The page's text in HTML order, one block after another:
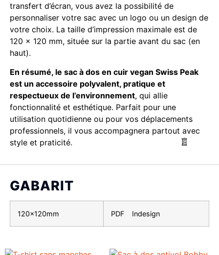
transfert d’écran, vous avez la possibilité de
personnaliser votre sac avec un logo ou un design de
votre choix. La taille d’impression maximale est de
120 x 120 mm, située sur la partie avant du sac (en
haut).
En résumé, le sac à dos en cuir vegan Swiss Peak
est un accessoire polyvalent, pratique et
respectueux de l’environnement, qui allie
fonctionnalité et esthétique. Parfait pour une
utilisation quotidienne ou pour vos déplacements
professionnels, il vous accompagnera partout avec
style et praticité.
GABARIT
120x120mm PDF Indesign